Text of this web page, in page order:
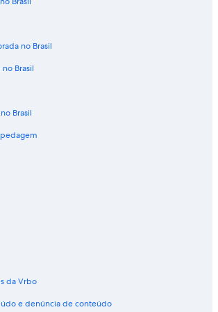
das Flecheiras e arredores
Praia de Galhetas e arredores
Serramar Parque Shopping e arredores
Tabatinga e arredores
no Brasil
Brasil
Brasil
da Vrbo
e denúncia de conteúdo